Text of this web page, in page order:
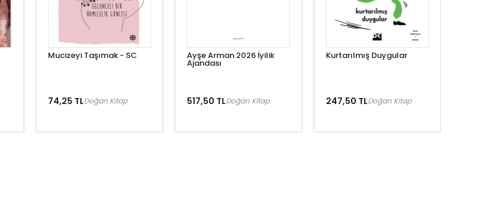
Mucizeyi Taşımak - SC
74,25 TLDoğan Kitap
Ayşe Arman 2026 İyilik
Ajandası
517,50 TLDoğan Kitap
Kurtarılmış Duygular
247,50 TLDoğan Kitap